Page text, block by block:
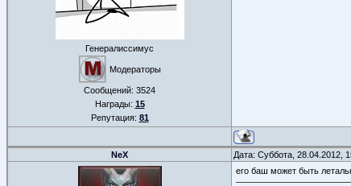
Генералиссимус
Модераторы
Сообщений: 3524
Награды: 15
Репутация: 81
NeX Дата: Суббота, 28.04.2012,
его баш может быть